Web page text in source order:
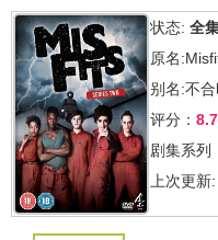
状态: 全
原名
别名:不合
评分： 8.7
剧集系列
上次更新: